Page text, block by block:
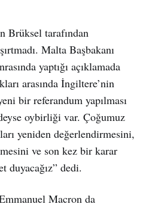
Brüksel tarafından
Malta Başbakanı
yaptığı açıklamada
arasında İngiltere’nin
bir referandum yapılması
oybirliği var. Çoğumuz
yeniden değerlendirmesini,
ve son kez bir karar
duyacağız” dedi.
Macron da